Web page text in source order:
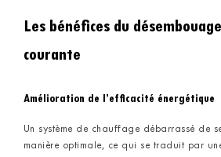
Les bénéfices du
courante
Amélioration de l’efficacité énergétique
Un système de chauffage débarrassé de
manière optimale, ce qui se traduit par